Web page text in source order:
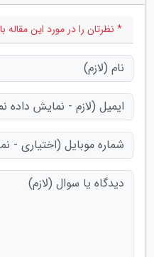
* نظرتان را در مورد این مقاله